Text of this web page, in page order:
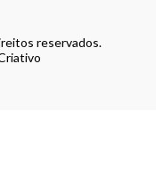
reservados.